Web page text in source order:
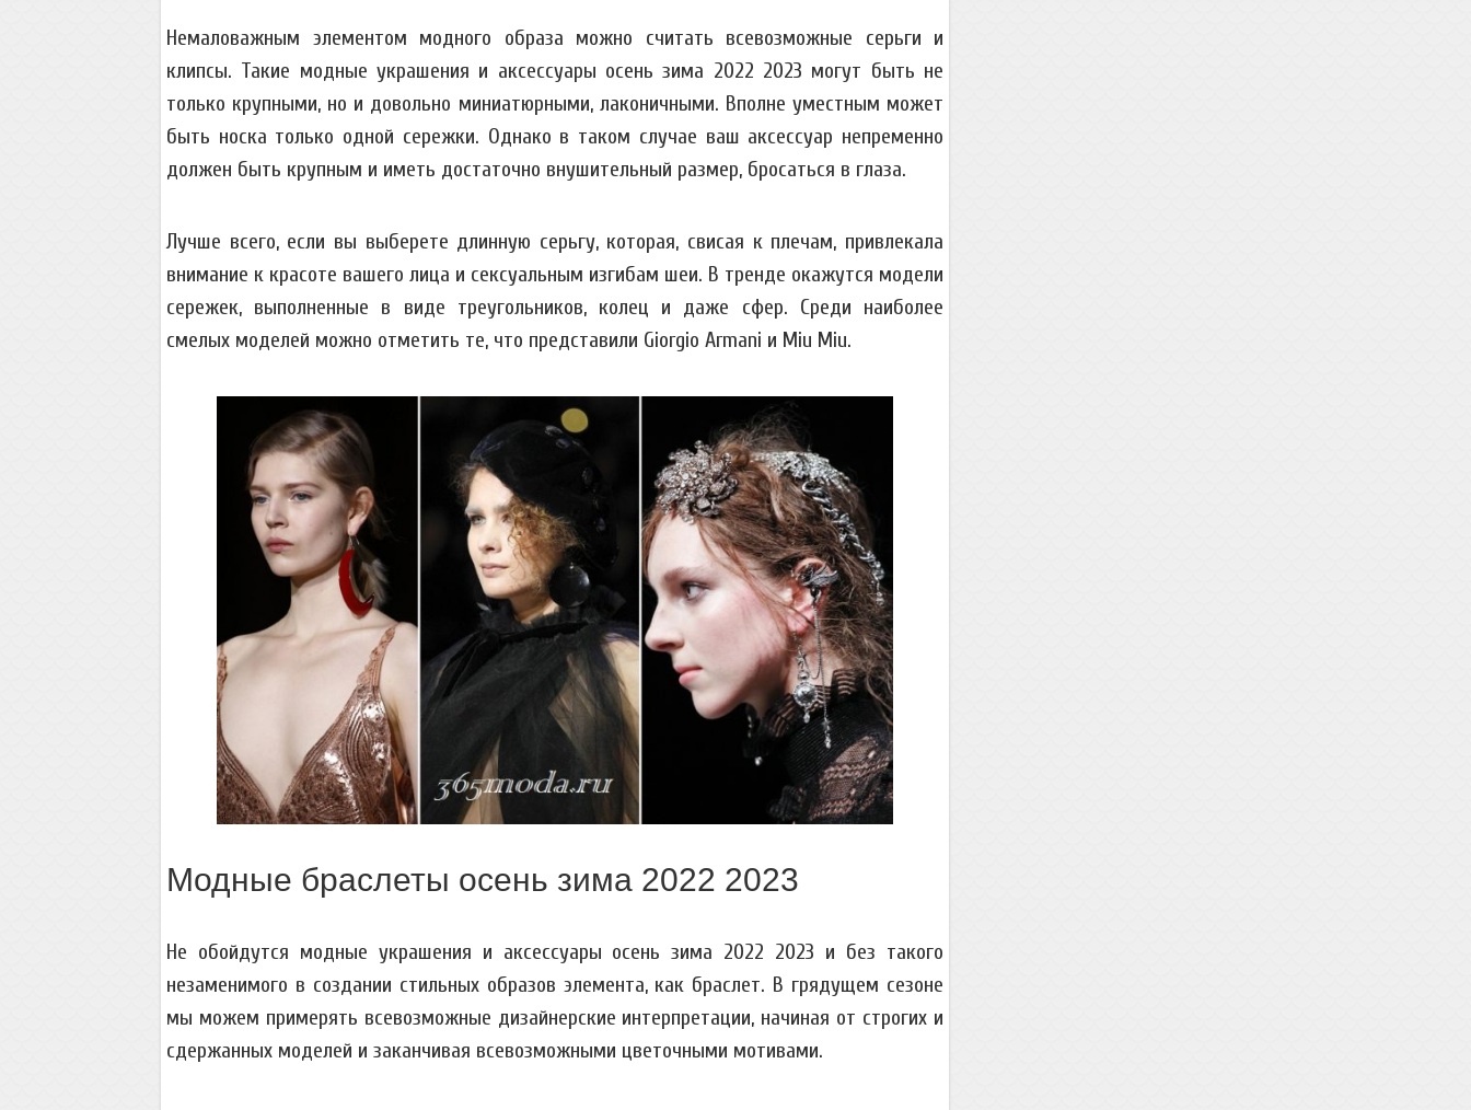
Немаловажным элементом модного образа можно считать всевозможные серьги и
клипсы. Такие модные украшения и аксессуары осень зима 2022 2023 могут быть не
только крупными, но и довольно миниатюрными, лаконичными. Вполне уместным может
быть носка только одной сережки. Однако в таком случае ваш аксессуар непременно
должен быть крупным и иметь достаточно внушительный размер, бросаться в глаза.
Лучше всего, если вы выберете длинную серьгу, которая, свисая к плечам, привлекала
внимание к красоте вашего лица и сексуальным изгибам шеи. В тренде окажутся модели
сережек, выполненные в виде треугольников, колец и даже сфер. Среди наиболее
смелых моделей можно отметить те, что представили Giorgio Armani и Miu Miu.
Модные браслеты осень зима 2022 2023
Не обойдутся модные украшения и аксессуары осень зима 2022 2023 и без такого
незаменимого в создании стильных образов элемента, как браслет. В грядущем сезоне
мы можем примерять всевозможные дизайнерские интерпретации, начиная от строгих и
сдержанных моделей и заканчивая всевозможными цветочными мотивами.